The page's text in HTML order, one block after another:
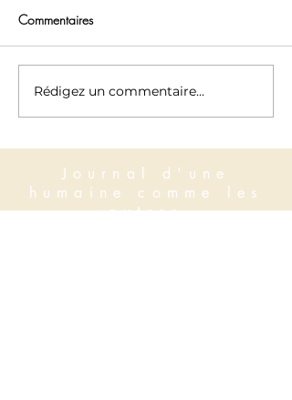
La Voix du Coeur
Commentaires
Rédigez un commentaire...
Journal d'une
humaine comme les
autres